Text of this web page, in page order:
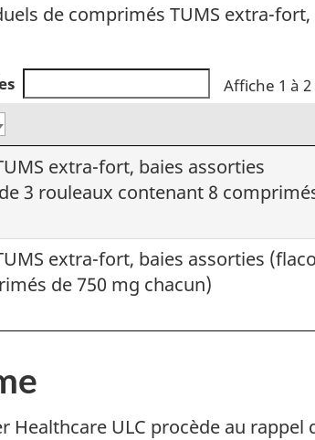
de comprimés TUMS extra-
Affiche 1 à
extra-fort, baies assorties
3 rouleaux contenant 8
extra-fort, baies assorties
de 750 mg chacun)
Healthcare ULC procède au